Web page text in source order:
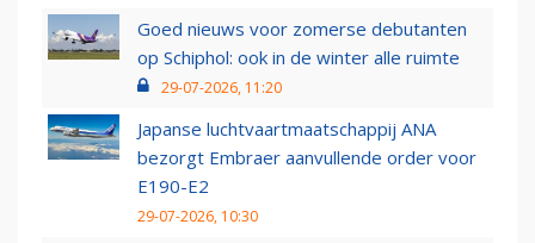
Goed nieuws voor zomerse debutanten
op Schiphol: ook in de winter alle ruimte
29-07-2026, 11:20
Japanse luchtvaartmaatschappij ANA
bezorgt Embraer aanvullende order voor
E190-E2
29-07-2026, 10:30